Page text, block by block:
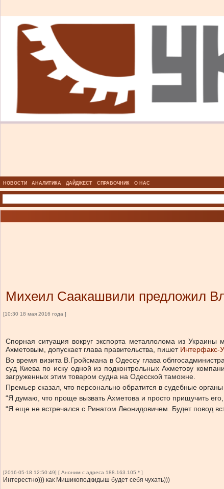
НОВОСТИ АНАЛИТИКА ДАЙДЖЕСТ СПРАВОЧНИК О НАС
Михеил Саакашвили предложил
[10:30 18 мая 2016 года ]
Спорная ситуация вокруг экспорта металлолома из
Ахметовым, допускает глава правительства, пишет Интерфакс-
Во время визита В.Гройсмана в Одессу глава
суд Киева по иску одной из подконтрольных Ахметову
загруженных этим товаром судна на Одесской таможне.
Премьер сказал, что персонально обратится в судебные органы
“Я думаю, что проще вызвать Ахметова и просто прищучить
“Я еще не встречался с Ринатом Леонидовичем. Будет повод
[2016-05-18 12:50:49] [ Аноним с адреса 188.163.105.* ]
Интерестно))) как Мишикоподкидыш будет себя чухать)))